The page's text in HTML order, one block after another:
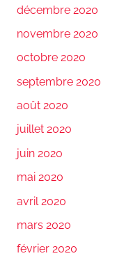
décembre 2020
novembre 2020
octobre 2020
septembre 2020
août 2020
juillet 2020
juin 2020
mai 2020
avril 2020
mars 2020
février 2020